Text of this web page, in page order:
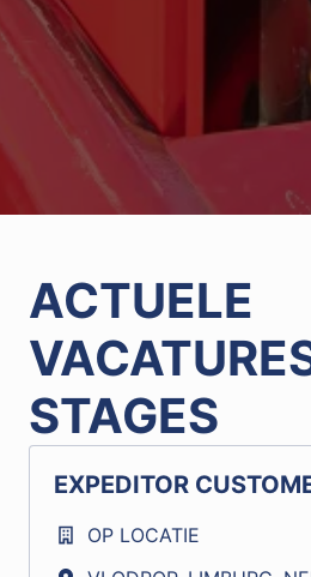
ACTUELE
STAGES
EXPEDITOR
OP LOCATIE